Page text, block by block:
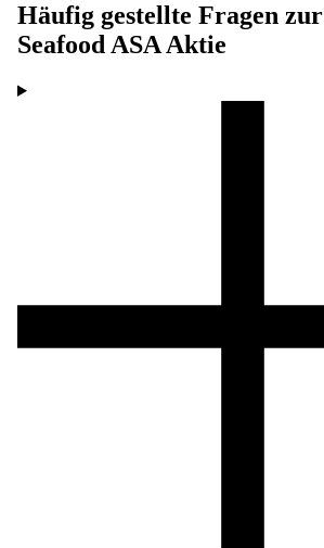
Häufig gestellte Fragen zur
Seafood ASA Aktie